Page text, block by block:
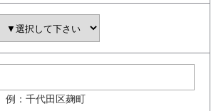
例：千代田区麹町